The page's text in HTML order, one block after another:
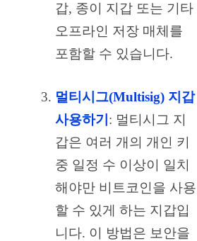
갑, 종이 지갑 또는 기타
오프라인 저장 매체를
포함할 수 있습니다.
멀티시그(Multisig) 지갑
사용하기 : 멀티시그 지
갑은 여러 개의 개인 키
중 일정 수 이상이 일치
해야만 비트코인을 사용
할 수 있게 하는 지갑입
니다. 이 방법은 보안을